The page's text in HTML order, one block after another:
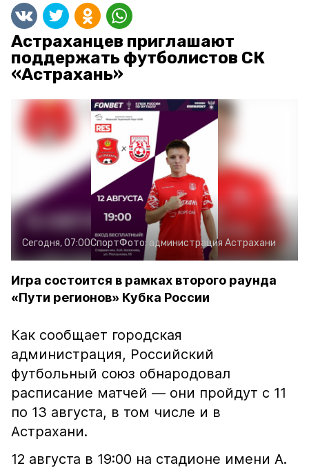
Астраханцев приглашают
поддержать футболистов СК
«Астрахань»
Сегодня, 07:00СпортФото: администрация Астрахани
Игра состоится в рамках второго раунда
«Пути регионов» Кубка России
Как сообщает городская
администрация, Российский
футбольный союз обнародовал
расписание матчей — они пройдут с 11
по 13 августа, в том числе и в
Астрахани.
12 августа в 19:00 на стадионе имени А.